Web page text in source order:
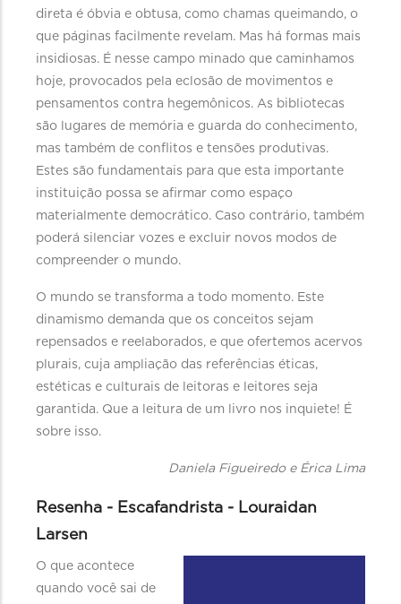
direta é óbvia e obtusa, como chamas queimando, o
que páginas facilmente revelam. Mas há formas mais
insidiosas. É nesse campo minado que caminhamos
hoje, provocados pela eclosão de movimentos e
pensamentos contra hegemônicos. As bibliotecas
são lugares de memória e guarda do conhecimento,
mas também de conflitos e tensões produtivas.
Estes são fundamentais para que esta importante
instituição possa se afirmar como espaço
materialmente democrático. Caso contrário, também
poderá silenciar vozes e excluir novos modos de
compreender o mundo.
O mundo se transforma a todo momento. Este
dinamismo demanda que os conceitos sejam
repensados e reelaborados, e que ofertemos acervos
plurais, cuja ampliação das referências éticas,
estéticas e culturais de leitoras e leitores seja
garantida. Que a leitura de um livro nos inquiete! É
sobre isso.
Daniela Figueiredo e Érica Lima
Resenha - Escafandrista - Louraidan
Larsen
O que acontece
quando você sai de